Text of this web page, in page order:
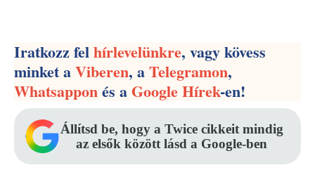
Iratkozz felhírlevelünkre, vagy kövess
minket aViberen, aTelegramon,
Whatsapponés aGoogle Hírek-en!
Állítsd be, hogy a Twice cikkeit mindig
az elsők között lásd a Google-ben